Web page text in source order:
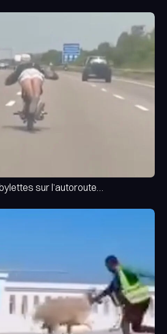
sur l’autoroute…